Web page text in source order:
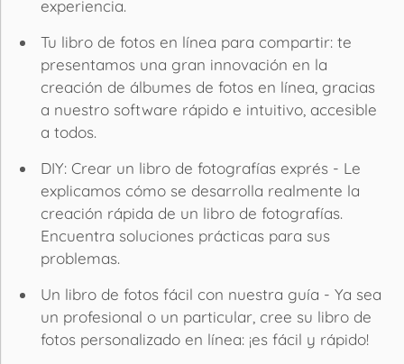
experiencia.
Tu libro de fotos en línea para compartir: te
presentamos una gran innovación en la
creación de álbumes de fotos en línea, gracias
a nuestro software rápido e intuitivo, accesible
a todos.
DIY: Crear un libro de fotografías exprés - Le
explicamos cómo se desarrolla realmente la
creación rápida de un libro de fotografías.
Encuentra soluciones prácticas para sus
problemas.
Un libro de fotos fácil con nuestra guía - Ya sea
un profesional o un particular, cree su libro de
fotos personalizado en línea: ¡es fácil y rápido!